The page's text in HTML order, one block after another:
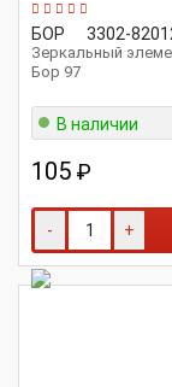
БОР 3302-
Зеркальный
Бор 97
В наличии
105 ₽
- +